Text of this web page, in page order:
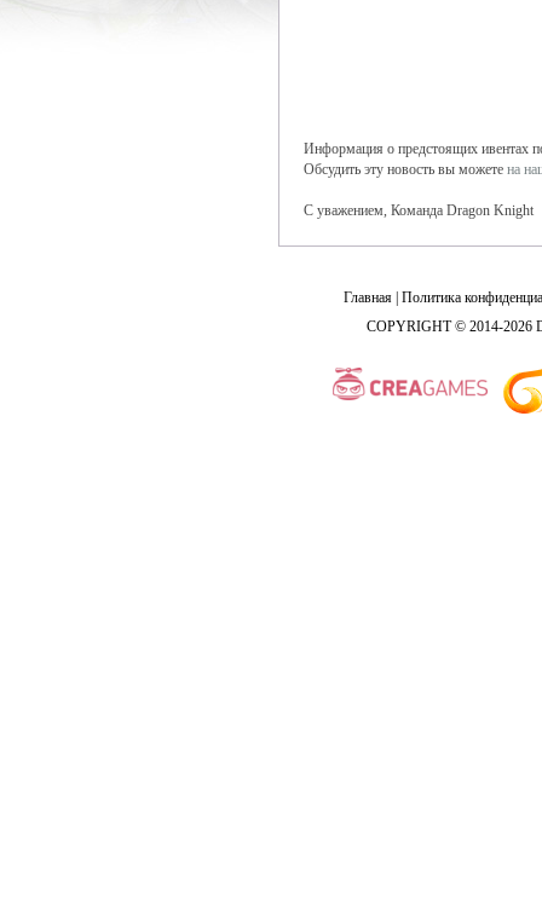
Информация о предстоящих ивентах
Обсудить эту новость вы можете на
С уважением, Команда Dragon Knight
Главная Политика
COPYRIGHT © 2014-2026